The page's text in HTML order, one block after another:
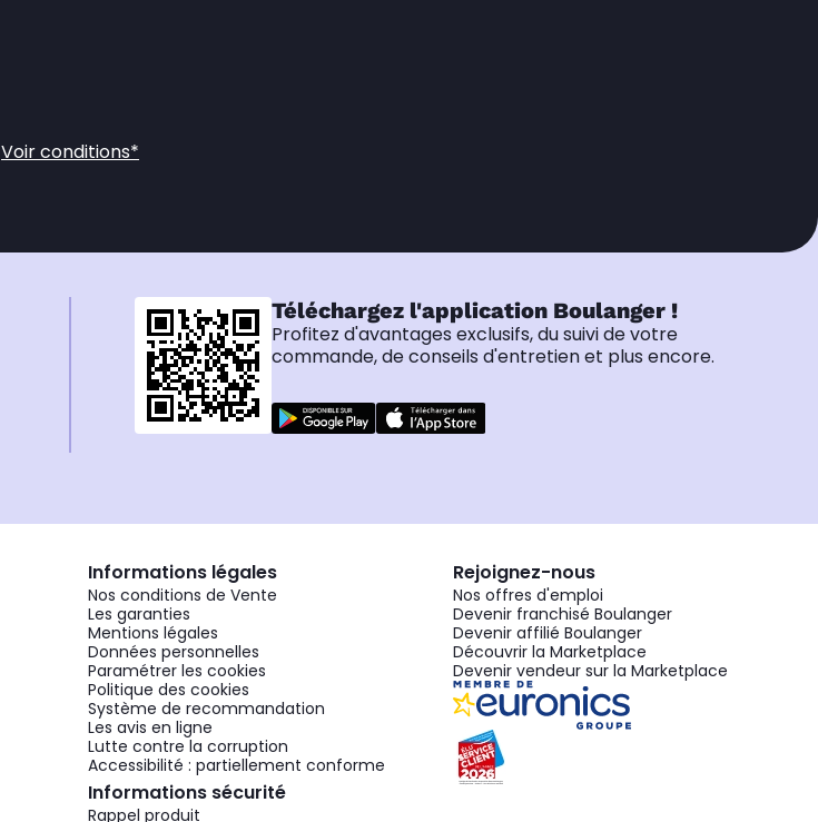
Voir conditions*
Téléchargez l'application Boulanger !
Profitez d'avantages exclusifs, du suivi de votre
commande, de conseils d'entretien et plus encore.
Informations légales
Nos conditions de Vente
Les garanties
Mentions légales
Données personnelles
Paramétrer les cookies
Politique des cookies
Système de recommandation
Les avis en ligne
Lutte contre la corruption
Accessibilité : partiellement conforme
Informations sécurité
Rappel produit
Rejoignez-nous
Nos offres d'emploi
Devenir franchisé Boulanger
Devenir affilié Boulanger
Découvrir la Marketplace
Devenir vendeur sur la Marketplace